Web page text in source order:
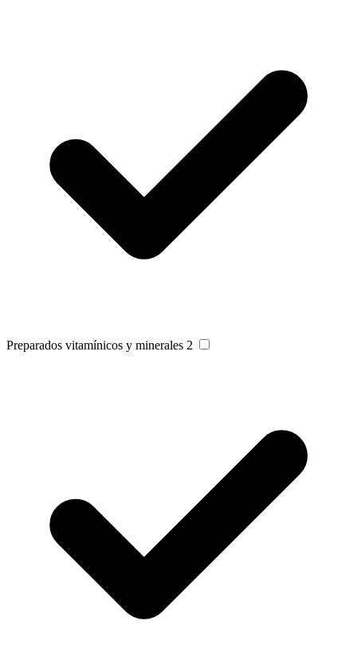
Preparados vitamínicos y minerales 2